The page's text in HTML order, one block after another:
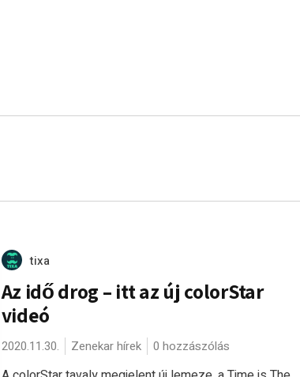
tixa
Az idő drog – itt az új colorStar
videó
2020.11.30. Zenekar hírek 0 hozzászólás